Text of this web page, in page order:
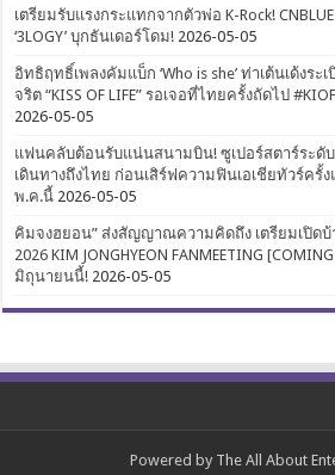
เตรียมรับแรงกระแทกจากตัวพ่อ K-Rock!
‘3LOGY’ บุกธันเดอร์โดม! 2026-05-05
อิทธิฤทธิ์เพลงคัมแบ็ก ‘Who is she’ ท่าเต้นเด้งร
จริต “KISS OF LIFE” รอเจอที่ไทยครั้งถัดไป
2026-05-05
แฟนคลับต้อนรับแน่นสนามบิน! ซูเปอร์สตาร์ระดับ
เดินทางถึงไทย ก่อนเสิร์ฟความฟินเอเชียทัวร์ครั้งแ
พ.ค.นี้ 2026-05-05
คิมจงฮยอน” ส่งสัญญาณความคิดถึง เตรียมเปิด
2026 KIM JONGHYEON FANMEETING
มิถุนายนนี้! 2026-05-05
Powered by The All About